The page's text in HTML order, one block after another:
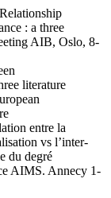
: a three
AIB, Oslo, 8-
literature
entre la
vs l’inter-
du degré
AIMS. Annecy 1-